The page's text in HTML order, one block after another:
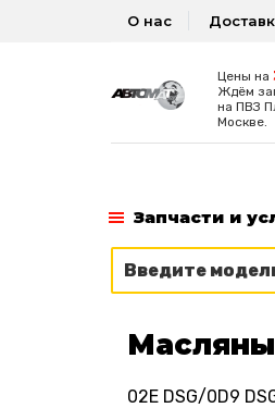
О нас
Цены на
Ждём
на ПВЗ
Москве.
Запчасти и
02E DSG/0D9